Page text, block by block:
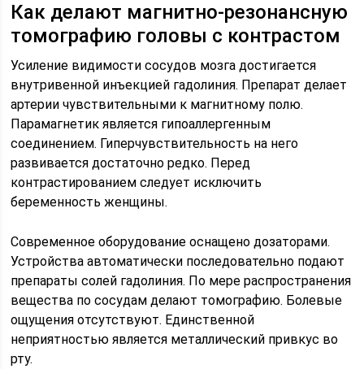
Как делают магнитно-резонансную
томографию головы с контрастом
Усиление видимости сосудов мозга достигается
внутривенной инъекцией гадолиния. Препарат делает
артерии чувствительными к магнитному полю.
Парамагнетик является гипоаллергенным
соединением. Гиперчувствительность на него
развивается достаточно редко. Перед
контрастированием следует исключить
беременность женщины.
Современное оборудование оснащено дозаторами.
Устройства автоматически последовательно подают
препараты солей гадолиния. По мере распространения
вещества по сосудам делают томографию. Болевые
ощущения отсутствуют. Единственной
неприятностью является металлический привкус во
рту.